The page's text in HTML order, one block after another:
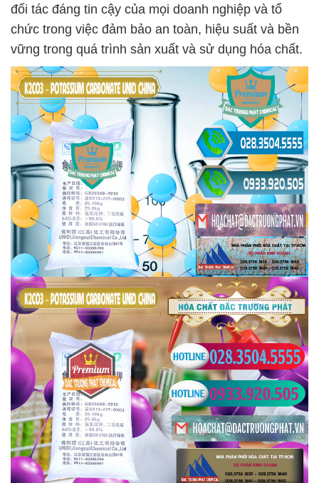
đối tác đáng tin cậy của mọi doanh nghiệp và tổ
chức trong việc đảm bảo an toàn, hiệu suất và bền
vững trong quá trình sản xuất và sử dụng hóa chất.